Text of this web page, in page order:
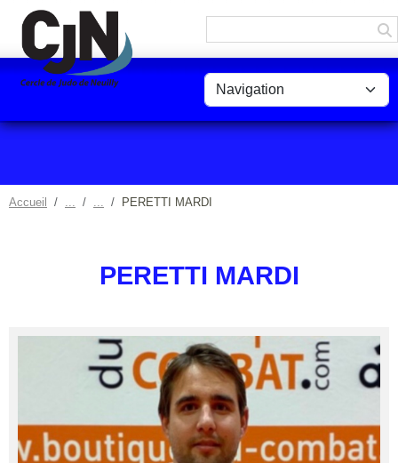
Accueil PERETTI MARDI
PERETTI MARDI
Panneau de gestion des cookies